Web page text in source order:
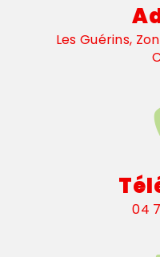
Les Guérins,
04